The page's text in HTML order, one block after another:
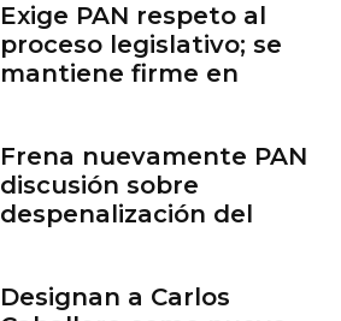
Exige PAN respeto al
proceso legislativo; se
mantiene firme en
Frena nuevamente PAN
discusión sobre
despenalización del
Designan a Carlos